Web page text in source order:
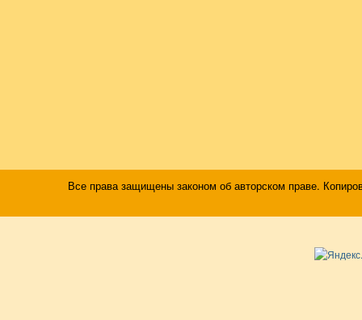
Все права защищены законом об авторском праве.